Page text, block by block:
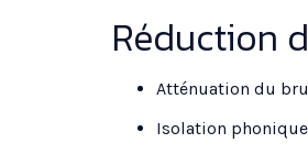
Réduction
Atténuation du
Isolation